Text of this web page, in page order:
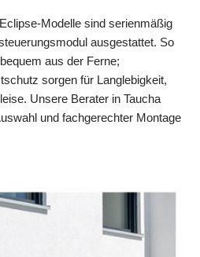
Modelle sind serienmäßig
ausgestattet. So
aus der Ferne;
sorgen für Langlebigkeit,
Unsere Berater in Taucha
und fachgerechter Montage